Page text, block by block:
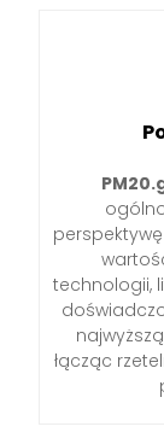
technologii,
łącząc